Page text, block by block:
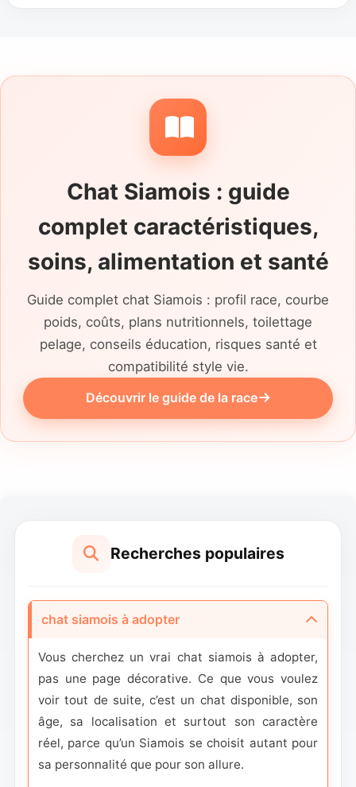
le résultat de ce que le refuge ou la famille
d'accueil a observé. Regardez si le chat
accepte les absences, comment il réagit aux
visiteurs, s'il réclame un accès extérieur et
Son identification comme Siamois ou type
Siamois doit aussi rester honnête. Le motif
du placement, la propreté, la stérilisation,
l'identification, les soins réalisés et les
éventuels besoins médicaux doivent être
compris avant toute demande d'adoption.
Chat Siamois : guide
complet caractéristiques,
soins, alimentation et santé
Guide complet chat Siamois : profil race, courbe
poids, coûts, plans nutritionnels, toilettage
pelage, conseils éducation, risques santé et
compatibilité style vie.
Découvrir le guide de la race
Recherches populaires
chat siamois à adopter
Vous cherchez un vrai chat siamois à adopter,
pas une page décorative. Ce que vous voulez
voir tout de suite, c’est un chat disponible, son
âge, sa localisation et surtout son caractère
réel, parce qu’un Siamois se choisit autant pour
sa personnalité que pour son allure.